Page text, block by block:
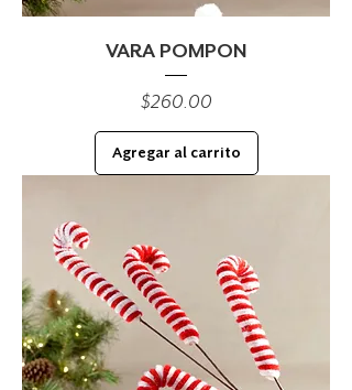
VARA POMPON
Precio
$260.00
Agregar al carrito